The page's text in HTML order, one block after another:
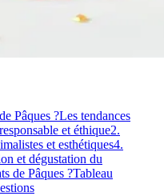
Pâques ?Les tendances
et éthique2.
et esthétiques4.
et dégustation du
de Pâques ?Tableau